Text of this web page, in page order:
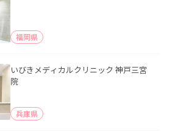
福岡県
いびきメディカルクリニック 神戸三宮
院
兵庫県